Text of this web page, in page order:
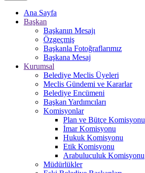
Ana Sayfa
Başkan
Başkanın Mesajı
Özgeçmiş
Başkanla Fotoğraflarımız
Başkana Mesaj
Kurumsal
Belediye Meclis Üyeleri
Meclis Gündemi ve Kararlar
Belediye Encümeni
Başkan Yardımcıları
Komisyonlar
Plan ve Bütçe Komisyonu
İmar Komisyonu
Hukuk Komisyonu
Etik Komisyonu
Arabuluculuk Komisyonu
Müdürlükler